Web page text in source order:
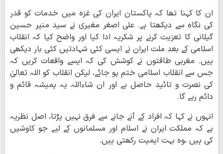
ان کا کہنا تھا کہ پاکستان ایران کی غزہ میں خدمات کو قدر
کی نگاہ سے دیکھتا ہے۔ علی اصغر مغیری نے سید منیر حسین
گیلانی کا تعزیت کرنے پر شکریہ ادا کیا اور واضح کیا کہ انقلاب
اسلامی کے بعد ملت ایران نے ایسی کئی شہادتیں کئی بار دیکھی
ہیں۔ مغربی طاقتوں نے کوشش کی کہ ایسے واقعات کریں کہ
جس سے انقلاب اسلامی ختم ہو جائے، لیکن انقلاب کو اللہ تعالیٰ
کی نصرت و تائید حاصل ہے اور ان شاءاللہ یہ ہمیشہ قائم و
دائم رہے گا۔
انہوں نے کہا کہ افراد کے آنے جانے سے فرق نہیں پڑتا، اصل نظریہ
ہے کہ مملکت ایران نے اسلام اور مسلمانوں کے لیے جو کاوشیں
کی ہیں ،وہ بہت اہمیت رکھتی ہیں۔